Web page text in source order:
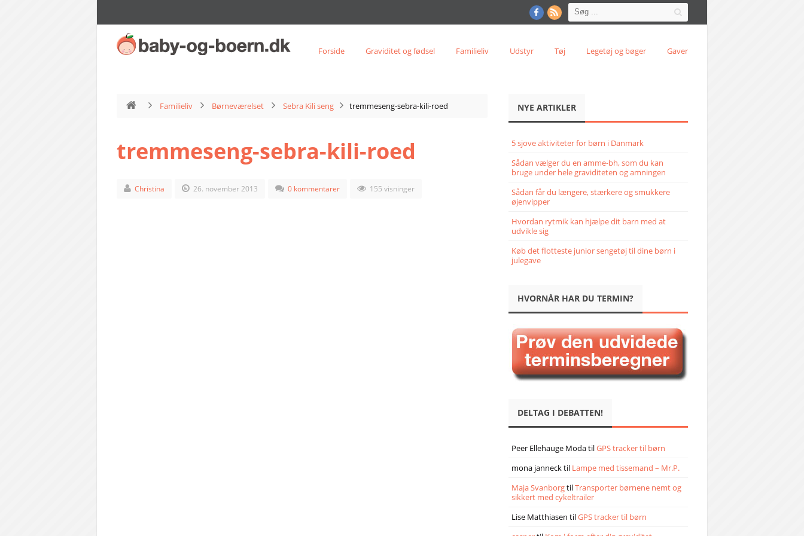
Forside Graviditet og fødsel Familieliv Udstyr Tøj Legetøj og bøger Gaver
Familieliv Børneværelset Sebra Kili seng tremmeseng-sebra-kili-roed
tremmeseng-sebra-kili-roed
Christina 26. november 2013 0 kommentarer 155 visninger
NYE ARTIKLER
5 sjove aktiviteter for børn i Danmark
Sådan vælger du en amme-bh, som du kan
bruge under hele graviditeten og amningen
Sådan får du længere, stærkere og smukkere
øjenvipper
Hvordan rytmik kan hjælpe dit barn med at
udvikle sig
Køb det flotteste junior sengetøj til dine børn i
julegave
HVORNÅR HAR DU TERMIN?
DELTAG I DEBATTEN!
Peer Ellehauge ModatilGPS tracker til børn
mona jannecktil Lampe med tissemand – Mr.P.
Maja SvanborgtilTransporter børnene nemt og
sikkert med cykeltrailer
Lise Matthiasen tilGPS tracker til børn